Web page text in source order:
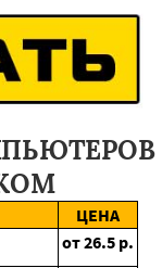
×
Заречье
Деденево
Райчихинск
ЦЕНА
от26.5 р.
×